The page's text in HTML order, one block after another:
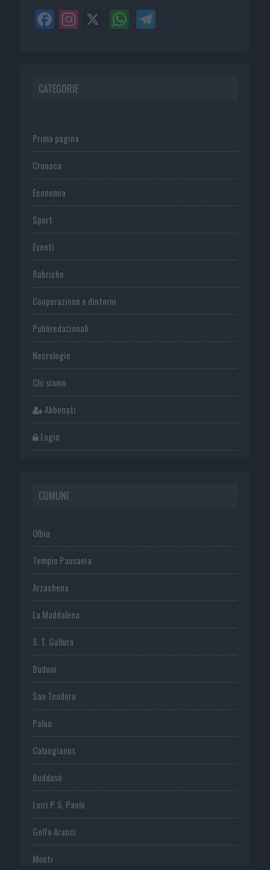
CATEGORIE
Prima pagina
Cronaca
Economia
Sport
Eventi
Rubriche
Cooperazione e dintorni
Publiredazionali
Necrologie
Chi siamo
Abbonati
Login
COMUNI
Olbia
Tempio Pausania
Arzachena
La Maddalena
S. T. Gallura
Budoni
San Teodoro
Palau
Calangianus
Buddusò
Loiri P. S. Paolo
Golfo Aranci
Monti